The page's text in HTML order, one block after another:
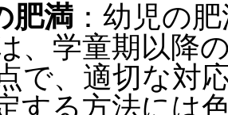
肥満：幼児の
、学童期以降
で、適切な対
する方法には